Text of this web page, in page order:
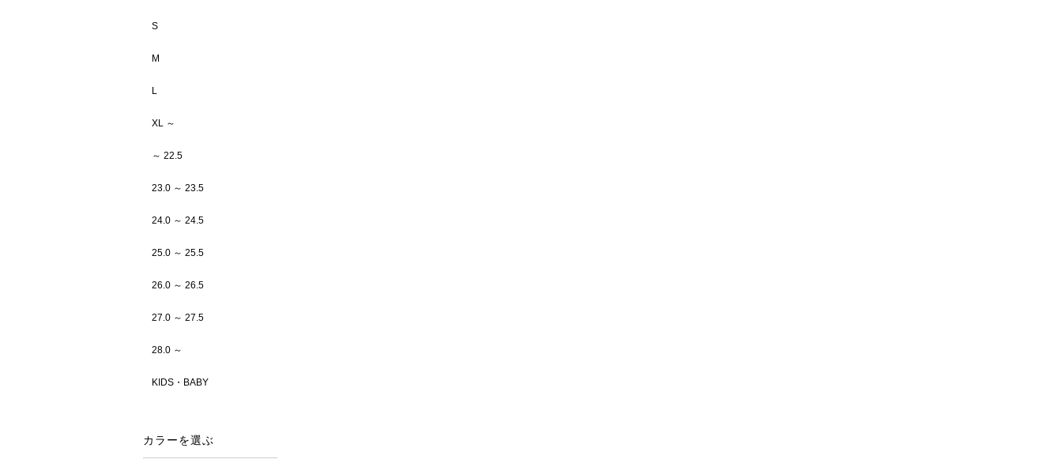
S
M
L
XL ～
～ 22.5
23.0 ～ 23.5
24.0 ～ 24.5
25.0 ～ 25.5
26.0 ～ 26.5
27.0 ～ 27.5
28.0 ～
KIDS・BABY
カラーを選ぶ